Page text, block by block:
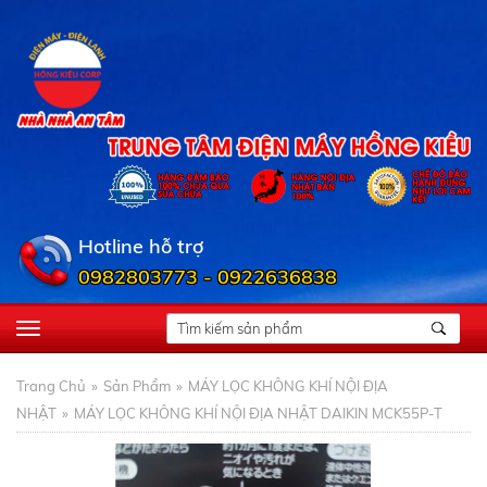
Hotline hỗ trợ
0982803773 - 0922636838
Trang Chủ Sản Phẩm
MÁY LỌC KHÔNG KHÍ NỘI ĐỊA
NHẬT
MÁY LỌC KHÔNG KHÍ NỘI ĐỊA NHẬT DAIKIN MCK55P-T